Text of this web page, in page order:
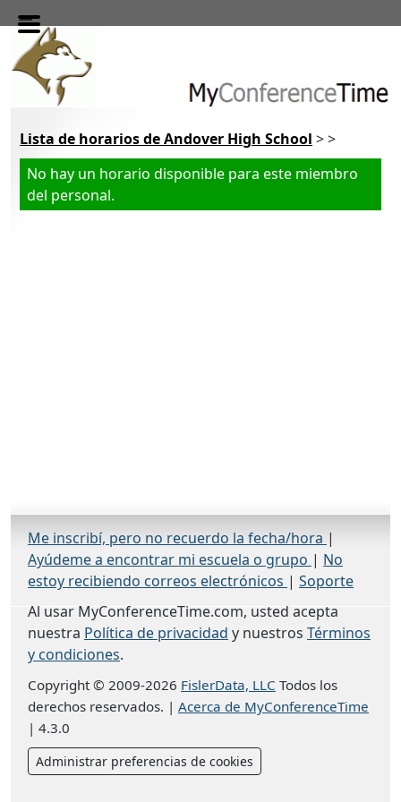
Skip to main content
Lista de horarios de Andover High School > >
No hay un horario disponible para este miembro
del personal.
Me inscribí, pero no recuerdo la fecha/hora |
Ayúdeme a encontrar mi escuela o grupo | No
estoy recibiendo correos electrónicos | Soporte
Al usar MyConferenceTime.com, usted acepta
nuestra Política de privacidad y nuestros Términos
y condiciones.
Copyright © 2009-2026 FislerData, LLC Todos los
derechos reservados. | Acerca de MyConferenceTime
| 4.3.0
Administrar preferencias de cookies